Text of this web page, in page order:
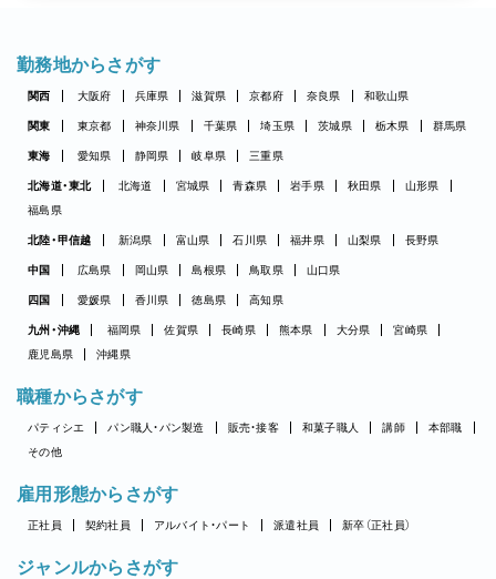
勤務地からさがす
関西 大阪府 兵庫県 滋賀県 京都府 奈良県 和歌山県
関東 東京都 神奈川県 千葉県 埼玉県 茨城県 栃木県 群馬県
東海 愛知県 静岡県 岐阜県 三重県
北海道・東北 北海道 宮城県 青森県 岩手県 秋田県
山形県
福島県
北陸・甲信越 新潟県 富山県 石川県 福井県 山梨県 長野県
中国 広島県 岡山県 島根県 鳥取県 山口県
四国 愛媛県 香川県 徳島県 高知県
九州・沖縄 福岡県 佐賀県 長崎県 熊本県 大分県
宮崎県
鹿児島県
沖縄県
職種からさがす
パティシエ パン職人・パン製造 販売・接客 和菓子職人 講師
本部職
その他
雇用形態からさがす
正社員 契約社員 アルバイト・パート 派遣社員 新卒（正社員）
ジャンルからさがす